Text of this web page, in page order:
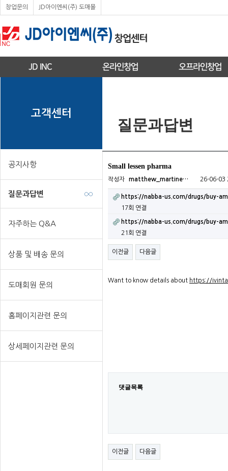
창업문의 JD아이엔씨(주) 도매몰
JD INC 온라인창업 오프라인창업
고객센터
공지사항
질문과답변
자주하는 Q&A
상품 및 배송 문의
도매회원 문의
홈페이지관련 문의
상세페이지관련 문의
질문과답변
Small lessen pharma
작성자 matthew_martine… 26-06-03
https://nabba-us.com/drugs/buy-
17회 연결
https://nabba-us.com/drugs/buy-
21회 연결
이전글 다음글
Want to know details about https://
댓글목록
이전글 다음글